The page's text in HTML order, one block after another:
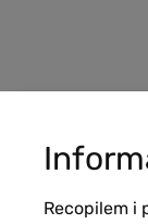
Recopilem i